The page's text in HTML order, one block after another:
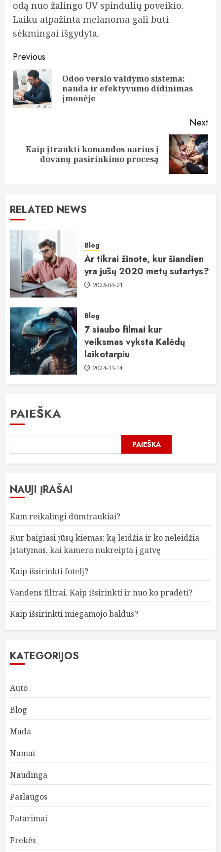
odą nuo žalingo UV spindulių poveikio.
Laiku atpažinta melanoma gali būti
sėkmingai išgydyta.
Continue
Reading
Previous
Odoo verslo valdymo sistema:
nauda ir efektyvumo didinimas
įmonėje
Next
NextKaip įtraukti komandos narius į
dovanų pasirinkimo procesą
RELATED NEWS
Blog
Ar tikrai žinote, kur šiandien
yra jūsų 2020 metų sutartys?
2025-04-21
Blog
7 siaubo filmai kur
veiksmas vyksta Kalėdų
laikotarpiu
2024-11-14
PAIEŠKA
PAIEŠKA
NAUJI ĮRAŠAI
Kam reikalingi dūmtraukiai?
Kur baigiasi jūsų kiemas: ką leidžia ir ko neleidžia
įstatymas, kai kamera nukreipta į gatvę
Kaip išsirinkti fotelį?
Vandens filtrai. Kaip išsirinkti ir nuo ko pradėti?
Kaip išsirinkti miegamojo baldus?
KATEGORIJOS
Auto
Blog
Mada
Namai
Naudinga
Paslaugos
Patarimai
Prekės